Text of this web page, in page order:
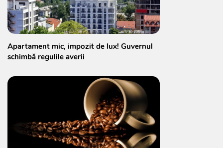
Apartament mic, impozit de lux! Guvernul
schimbă regulile averii